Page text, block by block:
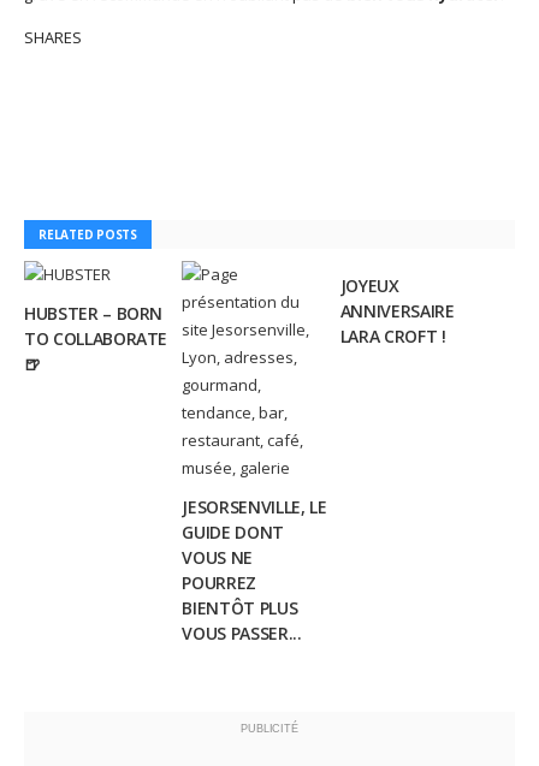
SHARES
RELATED POSTS
HUBSTER – BORN
TO COLLABORATE
🍺
JESORSENVILLE, LE
GUIDE DONT
VOUS NE
POURREZ
BIENTÔT PLUS
VOUS PASSER...
JOYEUX
ANNIVERSAIRE
LARA CROFT !
PUBLICITÉ